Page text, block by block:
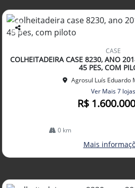
Co
arti
lhe
CASE
COLHEITADEIRA CASE 8230, ANO
45 PES, COM
Agrosul Luís Eduardo
Ver Mais 7 lojas
R$
0 km
Mais